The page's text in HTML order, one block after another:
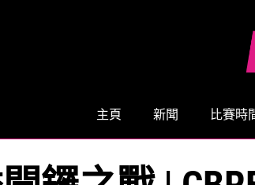
主頁 新聞 比賽時